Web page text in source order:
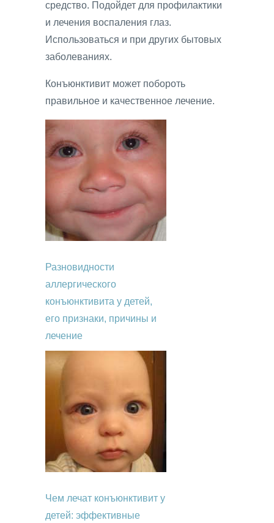
средство. Подойдет для профилактики
и лечения воспаления глаз.
Использоваться и при других бытовых
заболеваниях.
Конъюнктивит может побороть
правильное и качественное лечение.
Разновидности
аллергического
конъюнктивита у детей,
его признаки, причины и
лечение
Чем лечат конъюнктивит у
детей: эффективные